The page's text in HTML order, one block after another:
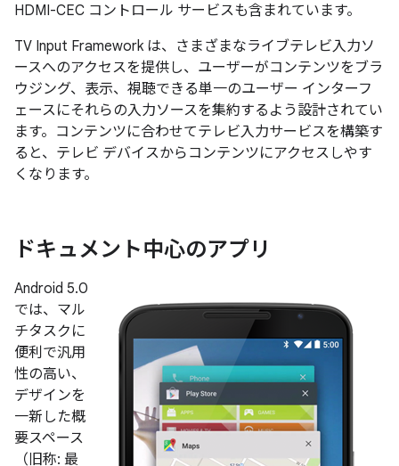
HDMI-CEC コントロール サービスも含まれています。
TV Input Framework は、さまざまなライブテレビ入力ソ
ースへのアクセスを提供し、ユーザーがコンテンツをブラ
ウジング、表示、視聴できる単一のユーザー インターフ
ェースにそれらの入力ソースを集約するよう設計されてい
ます。コンテンツに合わせてテレビ入力サービスを構築す
ると、テレビ デバイスからコンテンツにアクセスしやす
くなります。
ドキュメント中心のアプリ
Android 5.0
では、マル
チタスクに
便利で汎用
性の高い、
デザインを
一新した概
要スペース
（旧称: 最